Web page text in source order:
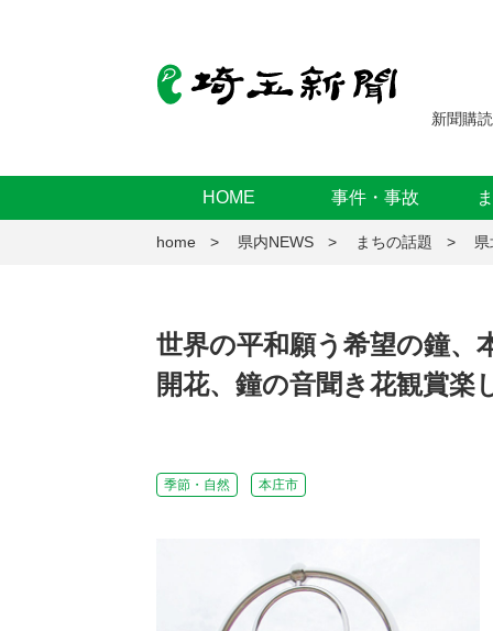
新聞購読
HOME 事件・事故
home 県内NEWS まちの話題
世界の平和願う希望の鐘
開花、鐘の音聞き花観賞楽
季節・自然 本庄市